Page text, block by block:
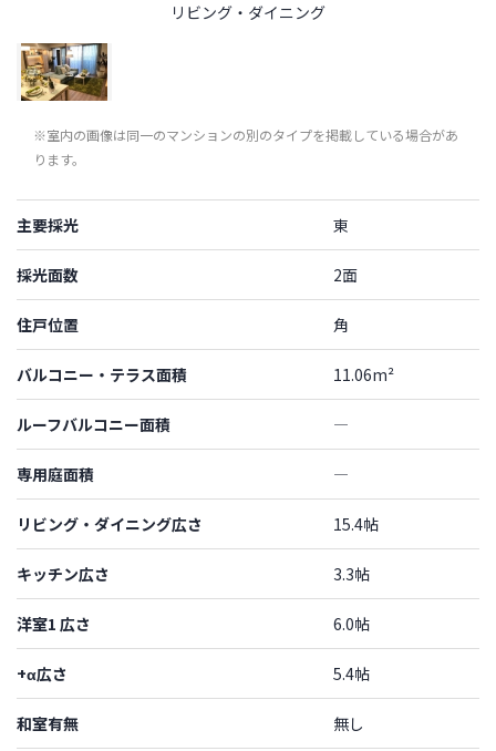
リビング・ダイニング
※室内の画像は同一のマンションの別のタイプを掲載している場合があ
ります。
主要採光 東
採光面数 2面
住戸位置 角
バルコニー・テラス面積 11.06m²
ルーフバルコニー面積 ―
専用庭面積 ―
リビング・ダイニング広さ 15.4帖
キッチン広さ 3.3帖
洋室1 広さ 6.0帖
+α広さ 5.4帖
和室有無 無し